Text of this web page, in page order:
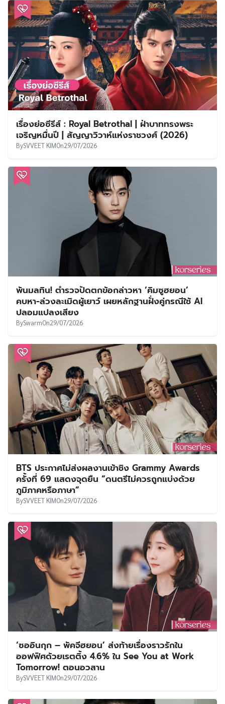
เรื่องย่อซีรีส์ : Royal Betrothal | ฝ่าบาททรงพระ
เจริญหมื่นปี | สัญญาวิวาห์แห่งราชวงศ์ (2026)
BySVVEET KIMOn29/07/2026
พ้นมลทิน! ตำรวจปัดตกข้อกล่าวหา ‘คิมซูฮยอน’
คบหา-ล่วงละเมิดผู้เยาว์ เผยหลักฐานฝั่งคู่กรณีใช้ AI
ปลอมแปลงเสียง
BySwarmOn29/07/2026
BTS ประกาศไม่ส่งผลงานเข้าชิง Grammy Awards
ครั้งที่ 69 แสดงจุดยืน “ดนตรีไม่ควรถูกแบ่งด้วย
ภูมิภาคหรือภาษา”
BySVVEET KIMOn29/07/2026
‘ซออินกุก – พัคจีฮยอน’ ส่งท้ายเรื่องราวรักใน
ออฟฟิศด้วยเรตติ้ง 4.6% ใน See You at Work
Tomorrow! ตอนอวสาน
BySVVEET KIMOn29/07/2026